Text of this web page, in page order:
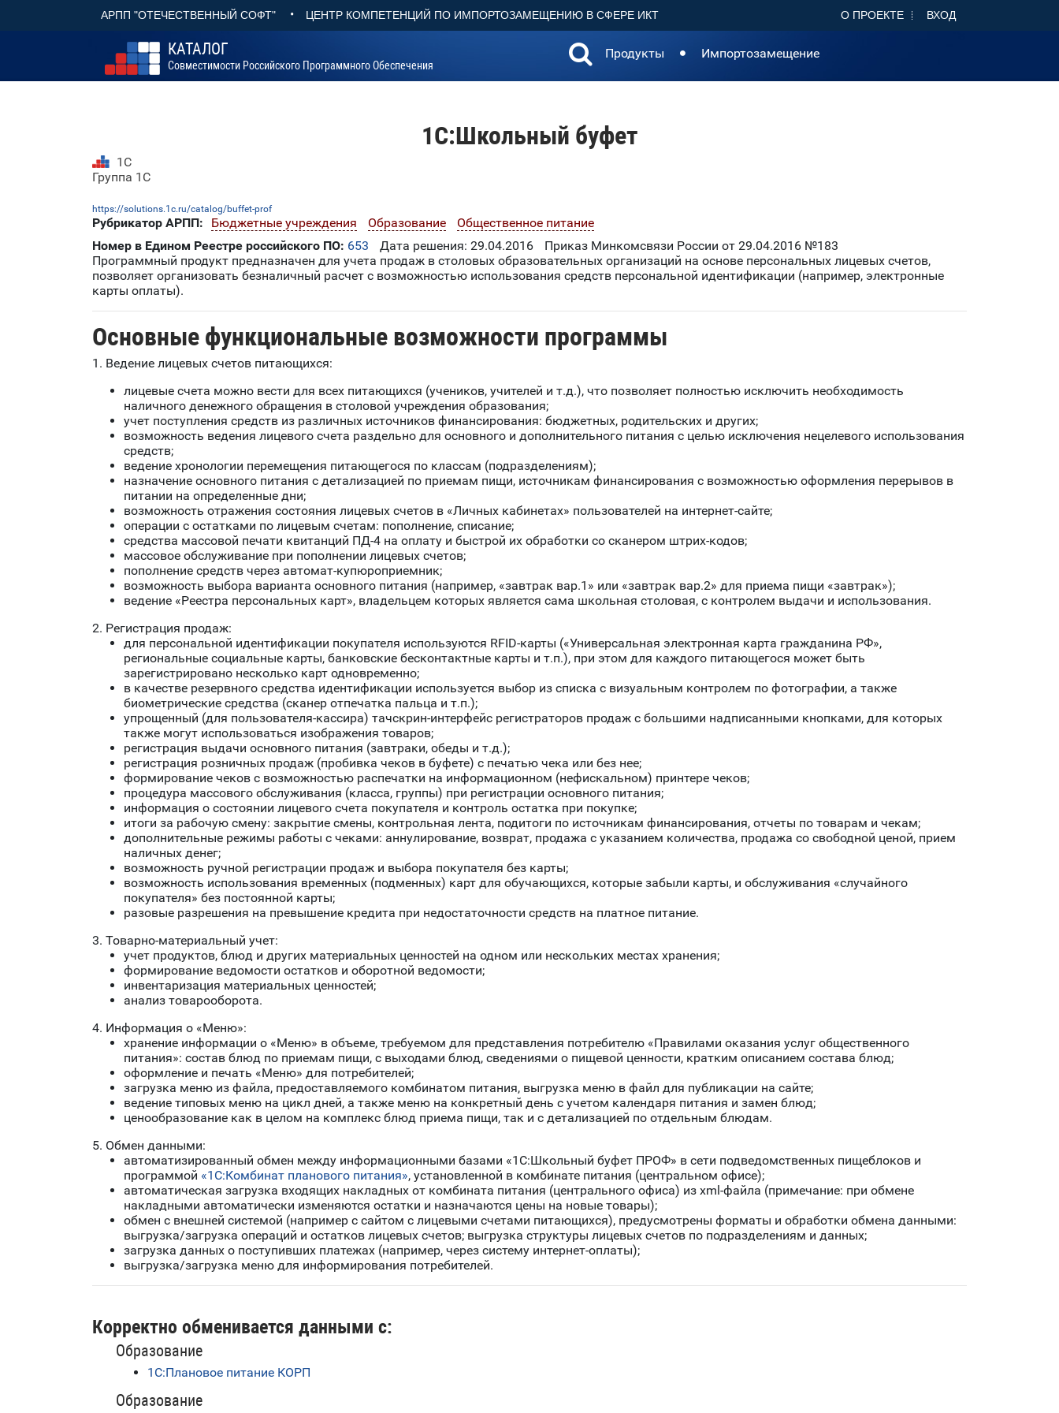
АРПП "ОТЕЧЕСТВЕННЫЙ СОФТ" • ЦЕНТР КОМПЕТЕНЦИЙ ПО ИМПОРТОЗАМЕЩЕНИЮ В СФЕРЕ ИКТ О ПРОЕКТЕ ВХОД
КАТАЛОГ
Совместимости Российского Программного Обеспечения
Продукты Импортозамещение
1С:Школьный буфет
1С
Группа 1С
https://solutions.1c.ru/catalog/buffet-prof
Рубрикатор АРПП: Бюджетные учреждения Образование
Общественное питание
Номер в Едином Реестре российского ПО: 653 Дата решения: 29.04.2016
Приказ Минкомсвязи России от 29.04.2016 №183
Программный продукт предназначен для учета продаж в столовых образовательных организаций на основе персональных лицевых счетов,
позволяет организовать безналичный расчет с возможностью использования средств персональной идентификации (например, электронные
карты оплаты).
Основные функциональные возможности программы
1. Ведение лицевых счетов питающихся:
лицевые счета можно вести для всех питающихся (учеников, учителей и т.д.), что позволяет полностью исключить необходимость
наличного денежного обращения в столовой учреждения образования;
учет поступления средств из различных источников финансирования: бюджетных, родительских и других;
возможность ведения лицевого счета раздельно для основного и дополнительного питания с целью исключения нецелевого использования
средств;
ведение хронологии перемещения питающегося по классам (подразделениям);
назначение основного питания с детализацией по приемам пищи, источникам финансирования с возможностью оформления перерывов в
питании на определенные дни;
возможность отражения состояния лицевых счетов в «Личных кабинетах» пользователей на интернет-сайте;
операции с остатками по лицевым счетам: пополнение, списание;
средства массовой печати квитанций ПД-4 на оплату и быстрой их обработки со сканером штрих-кодов;
массовое обслуживание при пополнении лицевых счетов;
пополнение средств через автомат-купюроприемник;
возможность выбора варианта основного питания (например, «завтрак вар.1» или «завтрак вар.2» для приема пищи «завтрак»);
ведение «Реестра персональных карт», владельцем которых является сама школьная столовая, с контролем выдачи и использования.
2. Регистрация продаж:
для персональной идентификации покупателя используются RFID-карты («Универсальная электронная карта гражданина РФ»,
региональные социальные карты, банковские бесконтактные карты и т.п.), при этом для каждого питающегося может быть
зарегистрировано несколько карт одновременно;
в качестве резервного средства идентификации используется выбор из списка с визуальным контролем по фотографии, а также
биометрические средства (сканер отпечатка пальца и т.п.);
упрощенный (для пользователя-кассира) тачскрин-интерфейс регистраторов продаж с большими надписанными кнопками, для которых
также могут использоваться изображения товаров;
регистрация выдачи основного питания (завтраки, обеды и т.д.);
регистрация розничных продаж (пробивка чеков в буфете) с печатью чека или без нее;
формирование чеков с возможностью распечатки на информационном (нефискальном) принтере чеков;
процедура массового обслуживания (класса, группы) при регистрации основного питания;
информация о состоянии лицевого счета покупателя и контроль остатка при покупке;
итоги за рабочую смену: закрытие смены, контрольная лента, подитоги по источникам финансирования, отчеты по товарам и чекам;
дополнительные режимы работы с чеками: аннулирование, возврат, продажа с указанием количества, продажа со свободной ценой, прием
наличных денег;
возможность ручной регистрации продаж и выбора покупателя без карты;
возможность использования временных (подменных) карт для обучающихся, которые забыли карты, и обслуживания «случайного
покупателя» без постоянной карты;
разовые разрешения на превышение кредита при недостаточности средств на платное питание.
3. Товарно-материальный учет:
учет продуктов, блюд и других материальных ценностей на одном или нескольких местах хранения;
формирование ведомости остатков и оборотной ведомости;
инвентаризация материальных ценностей;
анализ товарооборота.
4. Информация о «Меню»:
хранение информации о «Меню» в объеме, требуемом для представления потребителю «Правилами оказания услуг общественного
питания»: состав блюд по приемам пищи, с выходами блюд, сведениями о пищевой ценности, кратким описанием состава блюд;
оформление и печать «Меню» для потребителей;
загрузка меню из файла, предоставляемого комбинатом питания, выгрузка меню в файл для публикации на сайте;
ведение типовых меню на цикл дней, а также меню на конкретный день с учетом календаря питания и замен блюд;
ценообразование как в целом на комплекс блюд приема пищи, так и с детализацией по отдельным блюдам.
5. Обмен данными:
автоматизированный обмен между информационными базами «1С:Школьный буфет ПРОФ» в сети подведомственных пищеблоков и
программой «1С:Комбинат планового питания», установленной в комбинате питания (центральном офисе);
автоматическая загрузка входящих накладных от комбината питания (центрального офиса) из xml-файла (примечание: при обмене
накладными автоматически изменяются остатки и назначаются цены на новые товары);
обмен с внешней системой (например с сайтом с лицевыми счетами питающихся), предусмотрены форматы и обработки обмена данными:
выгрузка/загрузка операций и остатков лицевых счетов; выгрузка структуры лицевых счетов по подразделениям и данных;
загрузка данных о поступивших платежах (например, через систему интернет-оплаты);
выгрузка/загрузка меню для информирования потребителей.
Корректно обменивается данными с:
Образование
1С:Плановое питание КОРП
Образование